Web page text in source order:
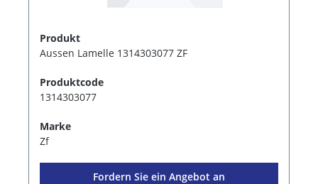
Produkt
Aussen Lamelle 1314303077 ZF
Produktcode
1314303077
Marke
Zf
Fordern Sie ein Angebot an